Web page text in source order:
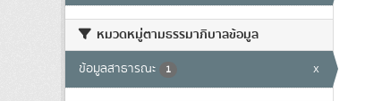
หมวดหมู่ตามธรรมาภิบาลข้อมูล
ข้อมูลสาธารณะ 1 x